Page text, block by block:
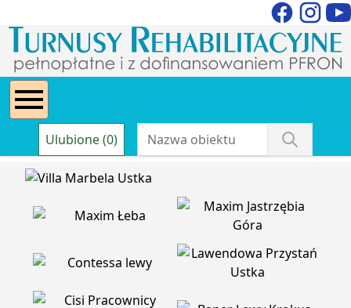
Ulubione (0)